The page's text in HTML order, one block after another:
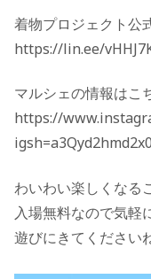
着物プロジェクト公
https://lin.ee/
マルシェの情報はこ
https://
わいわい楽しくなる
入場無料なので気軽
遊びにきてください